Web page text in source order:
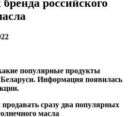
российского
популярные продукты
Информация появилась